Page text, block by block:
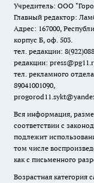
Учредитель: ООО
Главный редактор:
Адрес: 167000,
корпус Б, оф. 503.
тел. редакции:
редакции:
тел. рекламного
89041001090,
Вся информация,
соответствии с
подлежит
том числе
как с письменного
Возрастная категория